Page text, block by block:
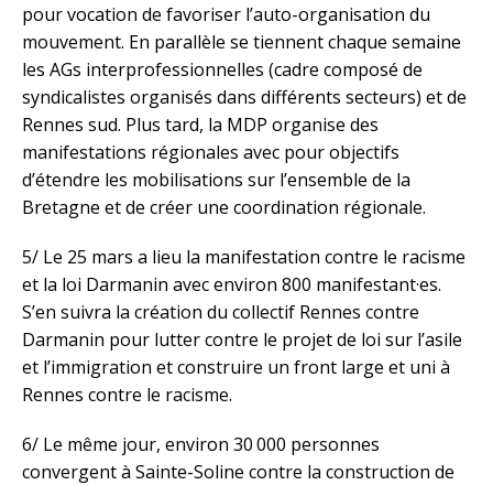
pour vocation de favoriser l’auto-­organisation du
mouvement. En parallèle se tiennent chaque semaine
les AGs interprofessionnelles (cadre composé de
syndicalistes organisés dans différents secteurs) et de
Rennes sud. Plus tard, la MDP organise des
manifestations régionales avec pour objectifs
d’étendre les mobilisations sur l’ensemble de la
Bretagne et de créer une coordination régionale.
5/ Le 25 mars a lieu la manifestation contre le racisme
et la loi Darmanin avec environ 800 manifestant·es.
S’en suivra la création du collectif Rennes contre
Darmanin pour lutter contre le projet de loi sur l’asile
et l’immigration et construire un front large et uni à
Rennes contre le racisme.
6/ Le même jour, environ 30 000 personnes
convergent à Sainte-Soline contre la construction de